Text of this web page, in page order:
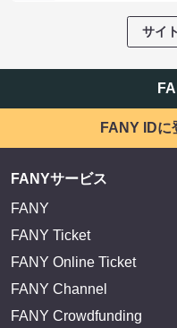
サイ
FANY IDに
FANYサービス
FANY
FANY Ticket
FANY Online Ticket
FANY Channel
FANY Crowdfunding